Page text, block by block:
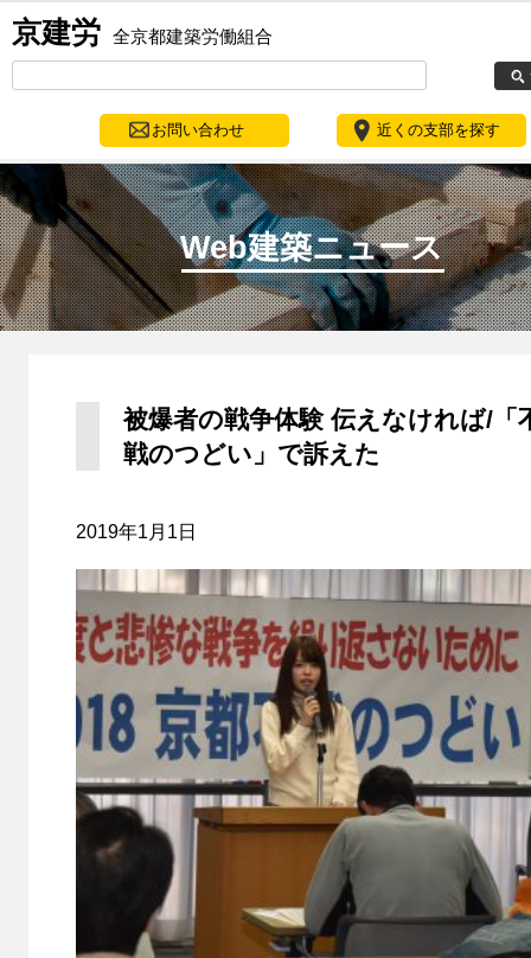
京建労 全京都建築労働組合
お問い合わせ 近くの支部を探す
Web建築ニュース
被爆者の戦争体験 伝えなければ/「
戦のつどい」で訴えた
2019年1月1日